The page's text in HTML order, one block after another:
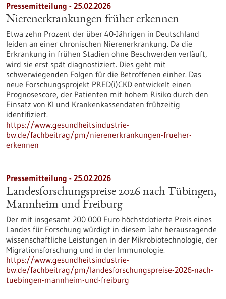
Pressemitteilung - 25.02.2026
Nierenerkrankungen früher erkennen
Etwa zehn Prozent der über 40-Jährigen in Deutschland
leiden an einer chronischen Nierenerkrankung. Da die
Erkrankung in frühen Stadien ohne Beschwerden verläuft,
wird sie erst spät diagnostiziert. Dies geht mit
schwerwiegenden Folgen für die Betroffenen einher. Das
neue Forschungsprojekt PRED(i)CKD entwickelt einen
Prognosescore, der Patienten mit hohem Risiko durch den
Einsatz von KI und Krankenkassendaten frühzeitig
identifiziert.
https://www.gesundheitsindustrie-
bw.de/fachbeitrag/pm/nierenerkrankungen-frueher-
erkennen
Pressemitteilung - 25.02.2026
Landesforschungspreise 2026 nach Tübingen,
Mannheim und Freiburg
Der mit insgesamt 200 000 Euro höchstdotierte Preis eines
Landes für Forschung würdigt in diesem Jahr herausragende
wissenschaftliche Leistungen in der Mikrobiotechnologie, der
Migrationsforschung und in der Immunologie.
https://www.gesundheitsindustrie-
bw.de/fachbeitrag/pm/landesforschungspreise-2026-nach-
tuebingen-mannheim-und-freiburg